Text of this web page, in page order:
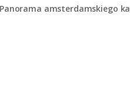
Panorama amsterdamskiego kanału - AM714